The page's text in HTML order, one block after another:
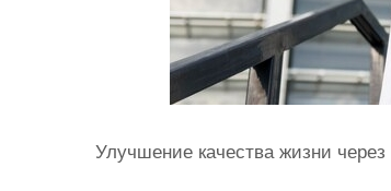
Улучшение качества жизни